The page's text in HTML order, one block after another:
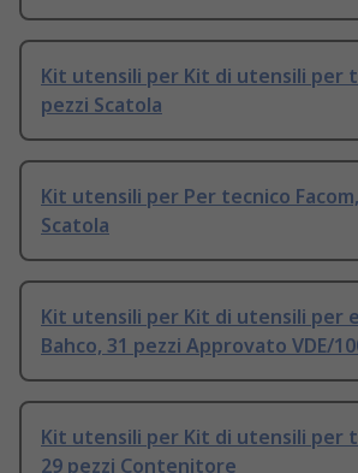
Kit utensili per Kit di utensili per
pezzi Scatola
Kit utensili per Per tecnico
Scatola
Kit utensili per Kit di utensili per
Bahco, 31 pezzi Approvato VDE/
Kit utensili per Kit di utensili per
29 pezzi Contenitore